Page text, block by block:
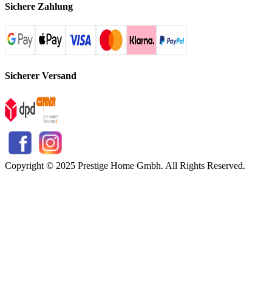
Sichere Zahlung
Sicherer Versand
Copyright © 2025 Prestige Home Gmbh. All Rights Reserved.